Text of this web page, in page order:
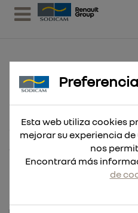
EQUIPO DE
ASPIRACION
PLAST
Esta web utiliza cookies
mejorar su experiencia
nos
Encontrará más
de